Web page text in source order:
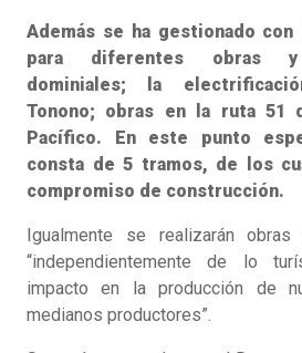
Además se ha gestionado
para diferentes obras y
dominiales; la
Tonono; obras en la ruta 51
Pacífico. En este punto
consta de 5 tramos, de los
compromiso de construcción.
Igualmente se realizarán
“independientemente de lo
impacto en la producción de
medianos productores”.